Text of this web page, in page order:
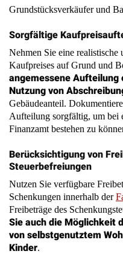
Nehmen Sie eine realistische
angemessene Aufteilung
Nutzung von
Gebäudeanteil.
Aufteilung sorgfältig, um bei
Finanzamt bestehen zu
Berücksichtigung von
Steuerbefreiungen
Schenkungen innerhalb der
Freibeträge des
Sie auch die Möglichkeit
von selbstgenutztem
Kinder .
Wenn Sie diese Punkte
steuerlichen Risiken bei einer